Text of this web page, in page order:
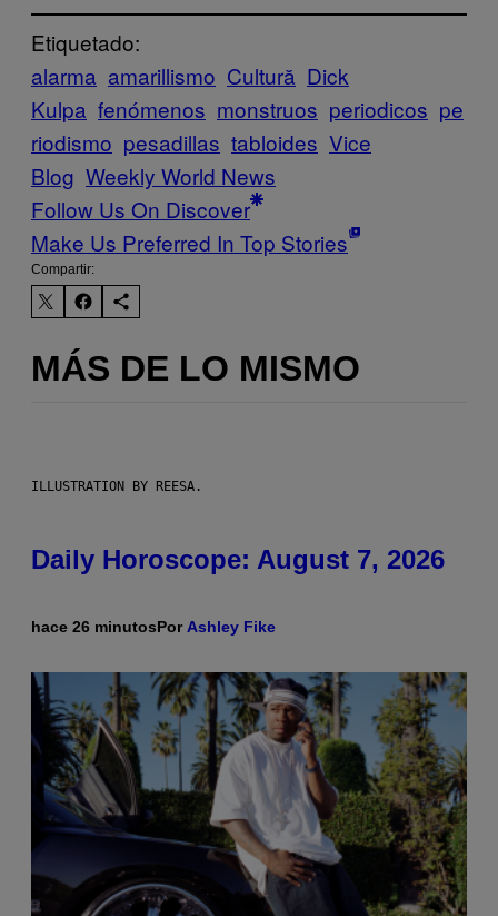
Etiquetado:
alarma amarillismo Cultură Dick
Kulpa fenómenos monstruos periodicos pe
riodismo pesadillas tabloides Vice
Blog Weekly World News
Follow Us On Discover
Make Us Preferred In Top Stories
Compartir:
MÁS DE LO MISMO
ILLUSTRATION BY REESA.
Daily Horoscope: August 7, 2026
hace 26 minutosPorAshley Fike